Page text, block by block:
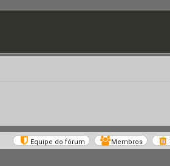
Membros
Equipe do fórum